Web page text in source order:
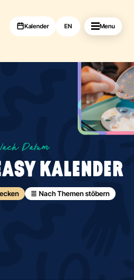
Kalender EN Menu
Datum
KALENDER
Nach Themen stöbern